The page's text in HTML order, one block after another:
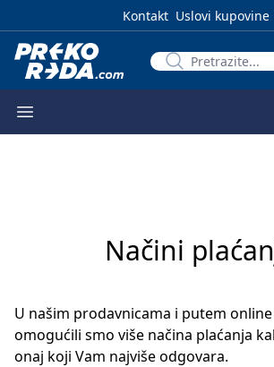
Kontakt Uslovi kupovine
Načini
U našim prodavnicama i putem
omogućili smo više načina plaćanja
onaj koji Vam najviše odgovara.